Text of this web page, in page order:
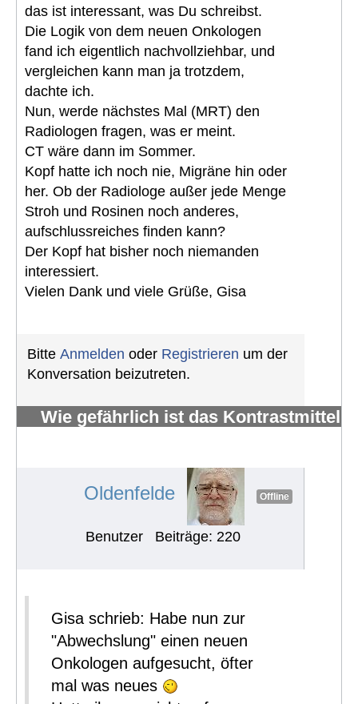
das ist interessant, was Du schreibst.
Die Logik von dem neuen Onkologen
fand ich eigentlich nachvollziehbar, und
vergleichen kann man ja trotzdem,
dachte ich.
Nun, werde nächstes Mal (MRT) den
Radiologen fragen, was er meint.
CT wäre dann im Sommer.
Kopf hatte ich noch nie, Migräne hin oder
her. Ob der Radiologe außer jede Menge
Stroh und Rosinen noch anderes,
aufschlussreiches finden kann?
Der Kopf hat bisher noch niemanden
interessiert.
Vielen Dank und viele Grüße, Gisa
Bitte Anmelden oder Registrieren um der
Konversation beizutreten.
Wie gefährlich ist das Kontrastmittel
Oldenfelde Offline
Benutzer Beiträge: 220
Gisa schrieb: Habe nun zur
"Abwechslung" einen neuen
Onkologen aufgesucht, öfter
mal was neues